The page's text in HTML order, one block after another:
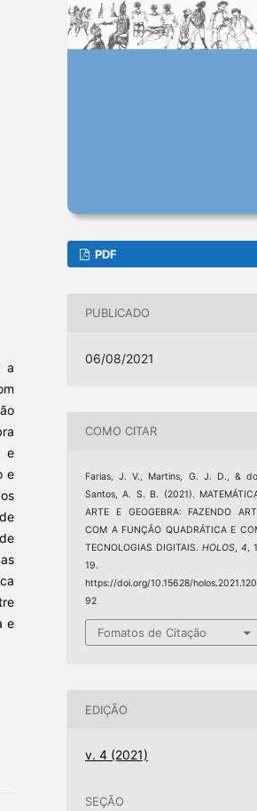
a
e
e
e
PDF
PUBLICADO
06/08/2021
COMO CITAR
Farias, J. V., Martins, G. J. D., &
Santos, A. S. B. (2021).
ARTE E GEOGEBRA: FAZENDO
COM A FUNÇÃO QUADRÁTICA E
TECNOLOGIAS DIGITAIS. HOLOS 4 ,
19.
https://doi.org/10.15628/holos.2021.120
92
Fomatos de Citação
EDIÇÃO
v. 4 (2021)
SEÇÃO